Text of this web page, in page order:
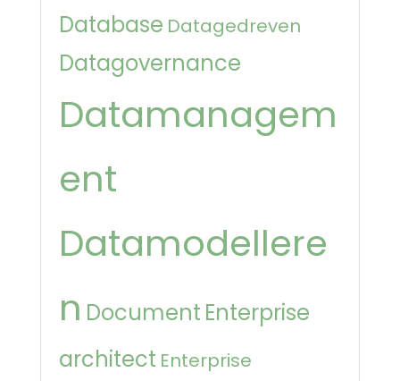
Database Datagedreven
Datagovernance
Datamanagem
ent
Datamodellere
n Document Enterprise
architect Enterprise